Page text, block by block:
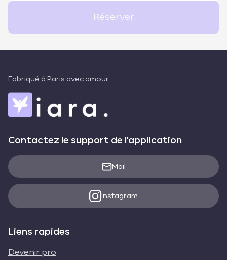
Réserver
Fabriqué à Paris avec amour
Contactez le support de l'application
Mail
Instagram
Liens rapides
Devenir pro